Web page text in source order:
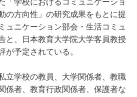
「学校におけるコミュニケーショ
の方向性」の研究成果をもとに提
ュニケーション部会・生活コミュ
と、日本教育大学院大学客員教授
が予定されている。
立学校の教員、大学関係者、教職
係者、教育行政関係者、保護者な